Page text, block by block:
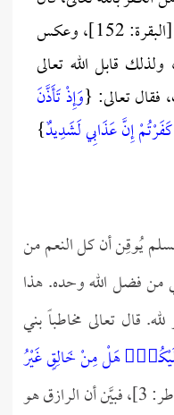
} [البقرة: 152]، وعكس
قابل الله تعالى
فقال تعالى: {وَإِذْ تَأَذَّنَ
إِنَّ عَذَابِي لَشَدِيدٌ}
يُوقِن أن كل النعم من
فضل الله وحده. هذا
قال تعالى مخاطباً بني
عَلَيْكُمْۚ هَلْ مِنْ خَالِقٍ غَيْرُ
} [فاطر: 3]، فبيَّن أن الرازق هو